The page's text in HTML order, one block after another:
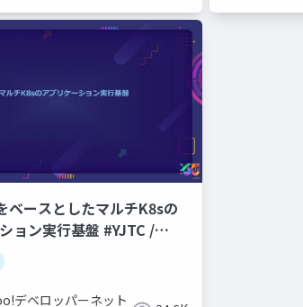
ベースとしたマルチK8sの
ョン実行基盤 #YJTC /
デベロッパーネット